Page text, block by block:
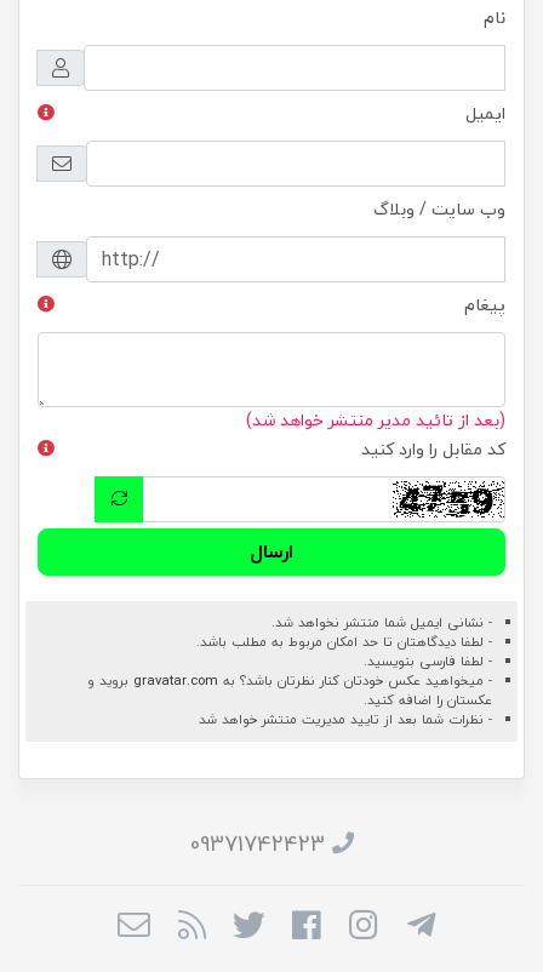
نام
ایمیل
وب سایت / وبلاگ
پیغام
(بعد از تائید مدیر منتشر خواهد شد)
کد مقابل را وارد کنید
ارسال
- نشانی ایمیل شما منتشر نخواهد شد.
- لطفا دیدگاهتان تا حد امکان مربوط به مطلب باشد.
- لطفا فارسی بنویسید.
- میخواهید عکس خودتان کنار نظرتان باشد؟ به gravatar.com بروید و
عکستان را اضافه کنید.
- نظرات شما بعد از تایید مدیریت منتشر خواهد شد
09371742423